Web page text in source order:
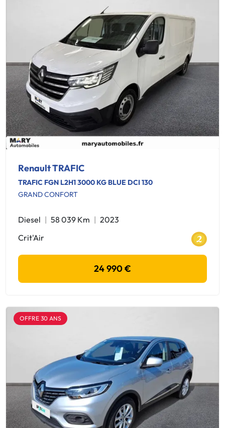
Renault TRAFIC
TRAFIC FGN L2H1 3000 KG BLUE DCI 130
GRAND CONFORT
Diesel 58 039 Km
2023
Crit'Air
24 990 €
OFFRE 30 ANS